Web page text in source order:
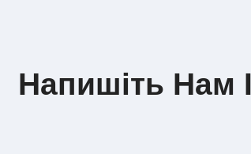
Напишіть Нам